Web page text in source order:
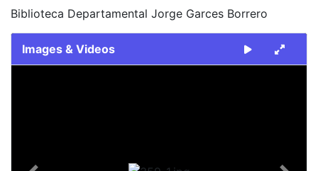
Biblioteca Departamental Jorge Garces Borrero
Images & Videos